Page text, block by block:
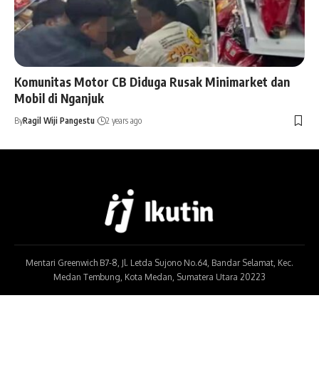
Komunitas Motor CB Diduga Rusak Minimarket dan
Mobil di Nganjuk
ByRagil Wiji Pangestu 2 years ago
Mentari Greenwich B7-8, Jl. Letda Sujono No.64, Bandar Selamat, Kec.
Medan Tembung, Kota Medan, Sumatera Utara 20223